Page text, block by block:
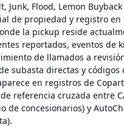
Junk, Flood, Lemon
de propiedad y registro en
la pickup reside
reportados, eventos de
de llamados a
subasta directas y códigos
en registros de
referencia cruzada entre
de concesionarios) y